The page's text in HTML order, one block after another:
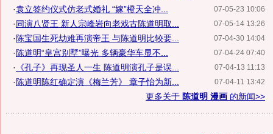
07-05-23 10:06
·袁立签约仪式仿老式婚礼 “嫁”橙天全冲...
07-05-14 13:26
·同演八贤王 新人宗峰岩向老戏古陈道明取...
07-04-30 14:04
· 陈宝国生死劫难再演帝王 与陈道明比较要...
07-04-24 07:40
· 陈道明“皇宫别墅”曝光 多辆豪华车显不...
07-04-13 11:13
· 《孔子》再现圣人一生 陈道明演孔子是误...
07-04-11 13:42
· 陈道明陈红确定演《梅兰芳》 章子怡为新...
更多关于 陈道明 漫画 的新闻>>